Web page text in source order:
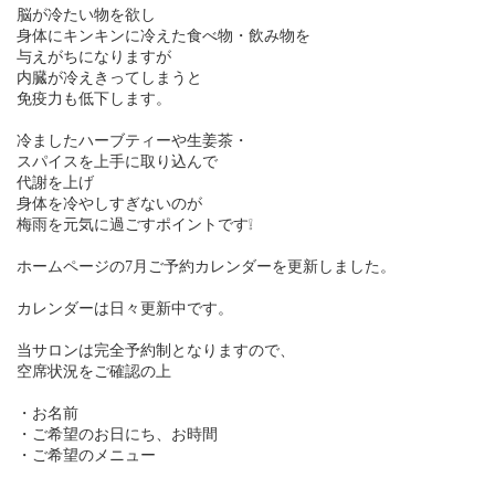
脳が冷たい物を欲し
身体にキンキンに冷えた食べ物・飲み物を
与えがちになりますが
内臓が冷えきってしまうと
免疫力も低下します。
冷ましたハーブティーや生姜茶・
スパイスを上手に取り込んで
代謝を上げ
身体を冷やしすぎないのが
梅雨を元気に過ごすポイントです❕
ホームページの7月ご予約カレンダーを更新しました。
カレンダーは日々更新中です。
当サロンは完全予約制となりますので、
空席状況をご確認の上
・お名前
・ご希望のお日にち、お時間
・ご希望のメニュー